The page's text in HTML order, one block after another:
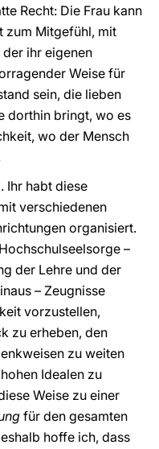
Recht: Die Frau kann
zum Mitgefühl, mit
ihr eigenen
Weise für
sein, die lieben
dorthin bringt, wo es
wo der Mensch
. Ihr habt diese
verschiedenen
organisiert.
–
der Lehre und der
– Zeugnisse
vorzustellen,
zu erheben, den
zu weiten
Idealen zu
Weise zu einer
für den gesamten
hoffe ich, dass